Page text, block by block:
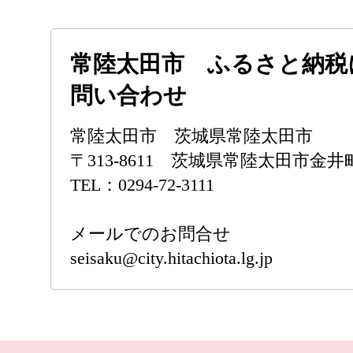
常陸太田市 ふるさと納税
問い合わせ
常陸太田市 茨城県常陸太田市
〒313-8611 茨城県常陸太田市金井
TEL：0294-72-3111
メールでのお問合せ
seisaku@city.hitachiota.lg.jp